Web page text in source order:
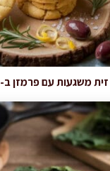
משגעות עם פרמזן ב-25 דקות